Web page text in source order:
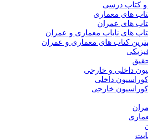
کتاب درسی
های معماری
های عمران
های نایاب معماری و عمران
کتاب های معماری و عمران
داخلی و خارجی
داخلی
خارجی